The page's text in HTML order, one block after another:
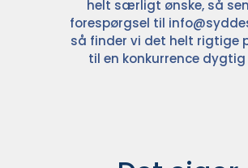
helt særligt ønske, så
forespørgsel til
så finder vi det helt rigtige
til en konkurrence dygtig